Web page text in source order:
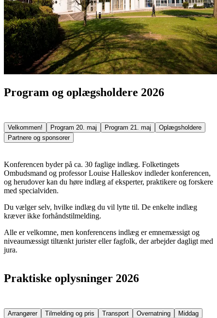
Program og oplægsholdere 2026
Velkommen! Program 20. maj Program 21. maj
Oplægsholdere
Partnere og sponsorer
Konferencen byder på ca. 30 faglige indlæg. Folketingets
Ombudsmand og professor Louise Halleskov indleder konferencen,
og herudover kan du høre indlæg af eksperter, praktikere og forskere
med specialviden.
Du vælger selv, hvilke indlæg du vil lytte til. De enkelte indlæg
kræver ikke forhåndstilmelding.
Alle er velkomne, men konferencens indlæg er emnemæssigt og
niveaumæssigt tiltænkt jurister eller fagfolk, der arbejder dagligt med
jura.
Praktiske oplysninger 2026
Arrangører Tilmelding og pris Transport Overnatning
Middag